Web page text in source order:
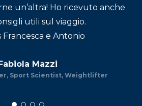
un’altra! Ho ricevuto anche
utili sul viaggio.
Francesca e Antonio
Mazzi
Sport Scientist, Weightlifter